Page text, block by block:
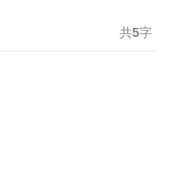
共5字